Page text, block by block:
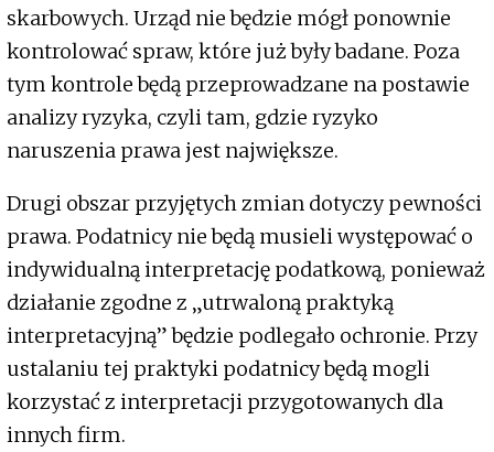
skarbowych. Urząd nie będzie mógł ponownie
kontrolować spraw, które już były badane. Poza
tym kontrole będą przeprowadzane na postawie
analizy ryzyka, czyli tam, gdzie ryzyko
naruszenia prawa jest największe.
Drugi obszar przyjętych zmian dotyczy pewności
prawa. Podatnicy nie będą musieli występować o
indywidualną interpretację podatkową, ponieważ
działanie zgodne z „utrwaloną praktyką
interpretacyjną” będzie podlegało ochronie. Przy
ustalaniu tej praktyki podatnicy będą mogli
korzystać z interpretacji przygotowanych dla
innych firm.